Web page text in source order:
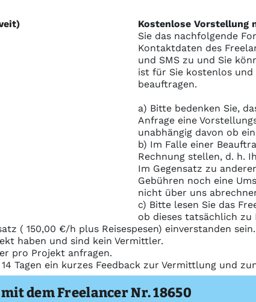
Kostenlose Vorstellung
Sie das nachfolgende
Kontaktdaten des
und SMS zu und Sie
ist für Sie kostenlos
beauftragen.
a) Bitte bedenken Sie,
Anfrage eine
unabhängig davon ob
b) Im Falle einer
Rechnung stellen, d. h.
Im Gegensatz zu
Gebühren noch eine
nicht über uns
c) Bitte lesen Sie das
ob dieses tatsächlich zu
( 150,00 €/h plus Reisespesen) einverstanden sein.
haben und sind kein Vermittler.
pro Projekt anfragen.
Tagen ein kurzes Feedback zur Vermittlung und
dem Freelancer Nr. 18650